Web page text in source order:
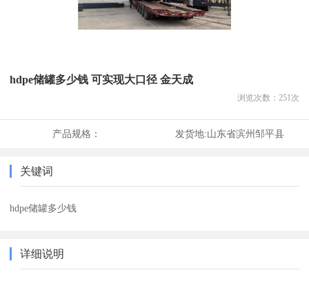
hdpe储罐多少钱 可实现大口径 金天成
浏览次数： 251次
产品规格： 发货地:山东省滨州邹平县
关键词
hdpe储罐多少钱
详细说明